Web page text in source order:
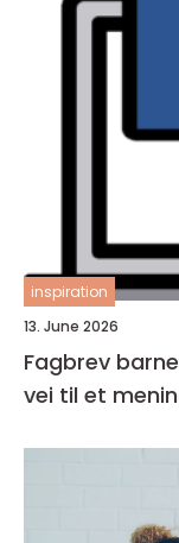
inspiration
13. June 2026
Fagbrev barne
vei til et